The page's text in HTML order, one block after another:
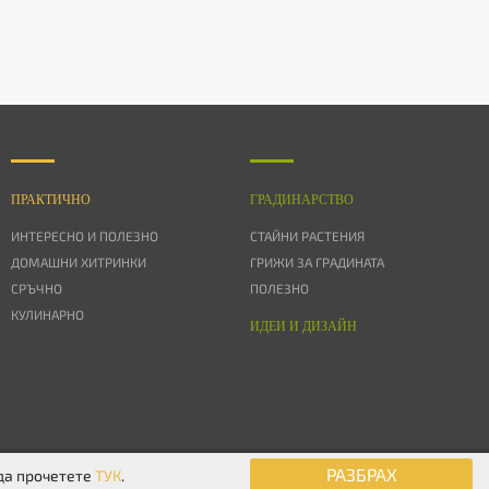
ПРАКТИЧНО
ИНТЕРЕСНО И ПОЛЕЗНО
ДОМАШНИ ХИТРИНКИ
СРЪЧНО
КУЛИНАРНО
ГРАДИНАРСТВО
СТАЙНИ РАСТЕНИЯ
ГРИЖИ ЗА ГРАДИНАТА
ПОЛЕЗНО
ИДЕИ И ДИЗАЙН
© 2026 Дом & Градина. Всички права запазени.
прочетете ТУК. РАЗБРАХ